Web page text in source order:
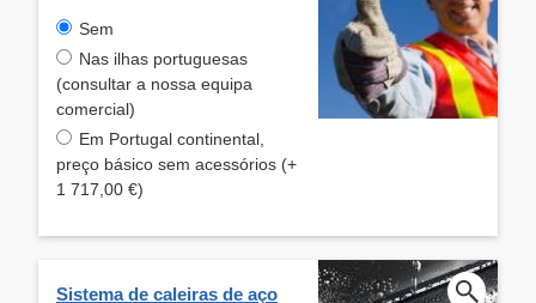
Sem
Nas ilhas portuguesas
(consultar a nossa equipa
comercial)
Em Portugal continental,
preço básico sem acessórios (+
1 717,00 €)
Sistema de caleiras de aço